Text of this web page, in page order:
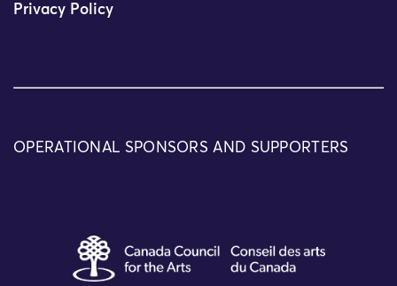
Privacy Policy
OPERATIONAL SPONSORS AND SUPPORTERS